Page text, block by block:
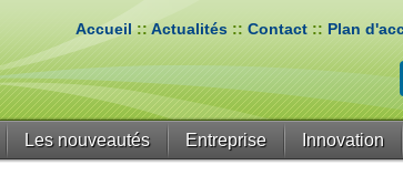
Accueil::Actualités :: Contact :: Plan
Les nouveautés Entreprise Innovation